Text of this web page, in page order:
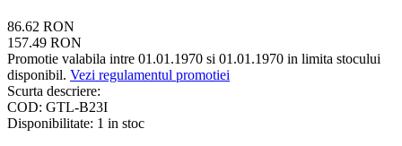
86.62 RON
157.49 RON
Promotie valabila intre 01.01.1970 si 01.01.1970 in limita stocului
disponibil. Vezi regulamentul promotiei
Scurta descriere:
COD: GTL-B23I
Disponibilitate: 1 in stoc